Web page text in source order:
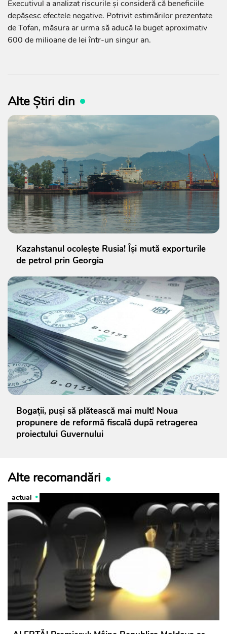
Executivul a analizat riscurile și consideră că beneficiile
depășesc efectele negative. Potrivit estimărilor prezentate
de Tofan, măsura ar urma să aducă la buget aproximativ
600 de milioane de lei într-un singur an.
Alte Știri din
Kazahstanul ocolește Rusia! Își mută exporturile
de petrol prin Georgia
Bogații, puși să plătească mai mult! Noua
propunere de reformă fiscală după retragerea
proiectului Guvernului
Alte recomandări
actual